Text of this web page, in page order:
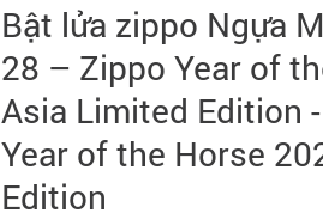
Bật lửa zippo Ngựa
28 – Zippo Year of
Asia Limited Edition
Year of the Horse
Edition